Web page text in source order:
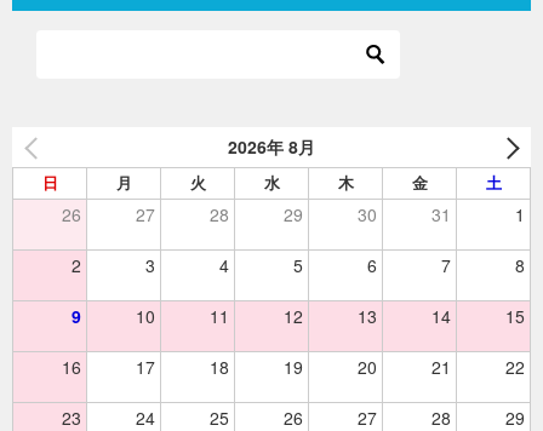
2026年 8月
日 月 火 水 木 金 土
26 27 28 29 30 31 1
2 3 4 5 6 7 8
9 10 11 12 13 14 15
16 17 18 19 20 21 22
23 24 25 26 27 28 29